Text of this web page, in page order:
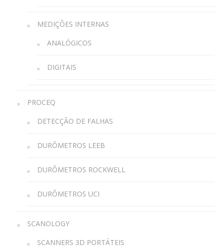
MEDIÇÕES INTERNAS
ANALÓGICOS
DIGITAIS
PROCEQ
DETECÇÃO DE FALHAS
DURÔMETROS LEEB
DURÔMETROS ROCKWELL
DURÔMETROS UCI
SCANOLOGY
SCANNERS 3D PORTÁTEIS